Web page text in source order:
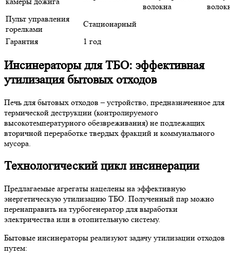
волокна
Пульт управления
горелками
Стационарный
Гарантия
1 год
Инсинераторы для ТБО: эффективная
утилизация бытовых отходов
Печь для бытовых отходов – устройство, предназначенное для
термической деструкции (контролируемого
высокотемпературного обезвреживания) не подлежащих
вторичной переработке твердых фракций и коммунального
мусора.
Технологический цикл инсинерации
Предлагаемые агрегаты нацелены на эффективную
энергетическую утилизацию ТБО. Полученный пар можно
перенаправить на турбогенератор для выработки
электричества или в отопительную систему.
Бытовые инсинераторы реализуют задачу утилизации отходов
путем: